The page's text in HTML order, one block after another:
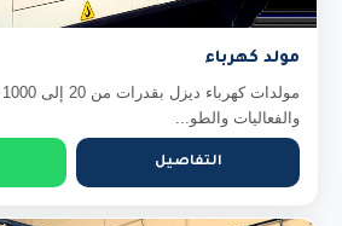
مولد كهرباء
والفعاليات والطو...
التفاصيل